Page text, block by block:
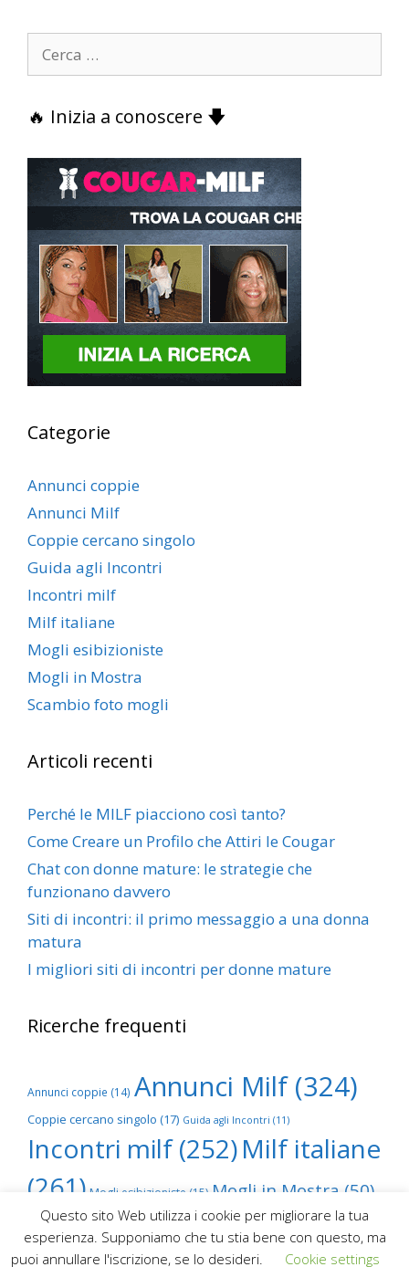
per:
🔥 Inizia a conoscere 🡇
Categorie
Annunci coppie
Annunci Milf
Coppie cercano singolo
Guida agli Incontri
Incontri milf
Milf italiane
Mogli esibizioniste
Mogli in Mostra
Scambio foto mogli
Articoli recenti
Perché le MILF piacciono così tanto?
Come Creare un Profilo che Attiri le Cougar
Chat con donne mature: le strategie che
funzionano davvero
Siti di incontri: il primo messaggio a una donna
matura
I migliori siti di incontri per donne mature
Ricerche frequenti
Annunci coppie (14) Annunci Milf(324)
Coppie cercano singolo (17) Guida agli Incontri (11)
Incontri milf(252)Milf italiane
(261) Mogli esibizioniste (15) Mogli in Mostra (50)
Scambio foto mogli(68)
Questo sito Web utilizza i cookie per migliorare la tua
esperienza. Supponiamo che tu stia bene con questo, ma
puoi annullare l'iscrizione, se lo desideri.
Cookie settings